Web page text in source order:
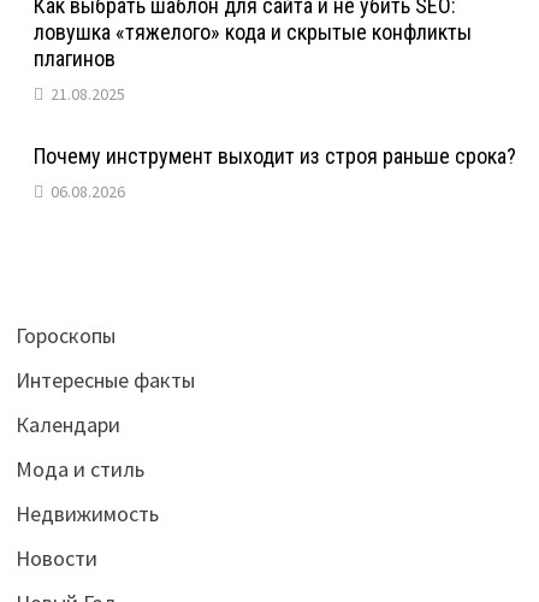
Как выбрать шаблон для сайта и не убить SEO:
ловушка «тяжелого» кода и скрытые конфликты
плагинов
21.08.2025
Почему инструмент выходит из строя раньше срока?
06.08.2026
Гороскопы
Интересные факты
Календари
Мода и стиль
Недвижимость
Новости